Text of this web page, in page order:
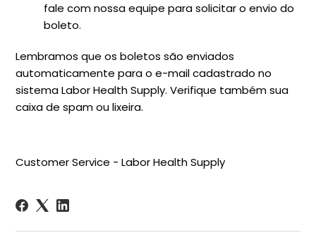
fale com nossa equipe para solicitar o envio do
boleto.
Lembramos que os boletos são enviados
automaticamente para o e-mail cadastrado no
sistema Labor Health Supply. Verifique também sua
caixa de spam ou lixeira.
Customer Service - Labor Health Supply